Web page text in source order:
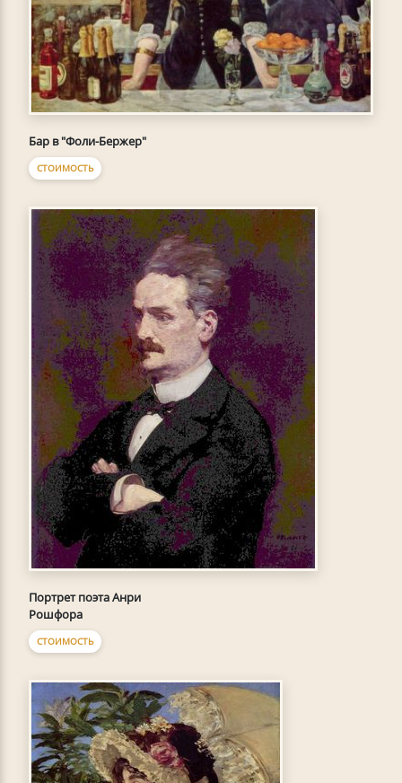
Бар в "Фоли-Бержер"
СТОИМОСТЬ
Портрет поэта Анри
Рошфора
СТОИМОСТЬ